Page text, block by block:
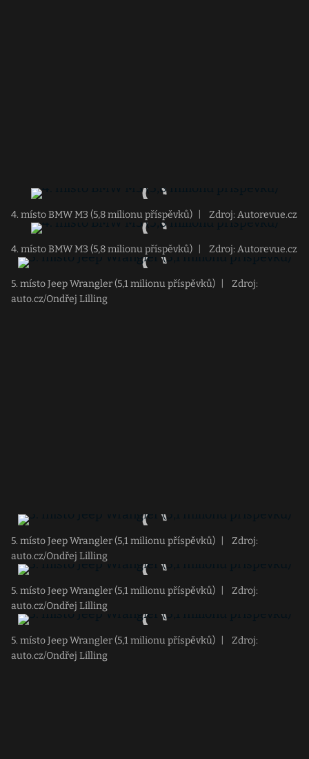
4. místo BMW M3 (5,8 milionu příspěvků) Zdroj: Autorevue.cz
4. místo BMW M3 (5,8 milionu příspěvků) Zdroj: Autorevue.cz
5. místo Jeep Wrangler (5,1 milionu příspěvků)
Zdroj:
auto.cz/Ondřej Lilling
5. místo Jeep Wrangler (5,1 milionu příspěvků)
Zdroj:
auto.cz/Ondřej Lilling
5. místo Jeep Wrangler (5,1 milionu příspěvků)
Zdroj:
auto.cz/Ondřej Lilling
5. místo Jeep Wrangler (5,1 milionu příspěvků)
Zdroj:
auto.cz/Ondřej Lilling